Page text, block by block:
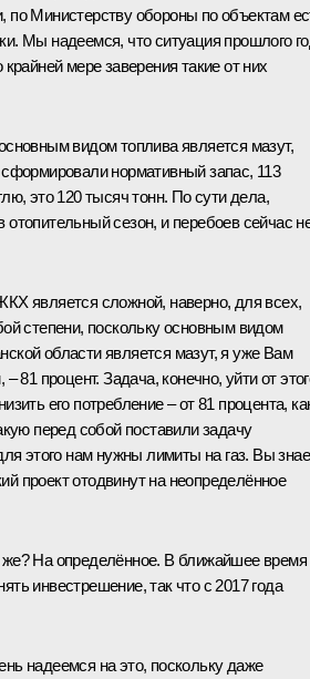
по Министерству обороны по объектам
Мы надеемся, что ситуация прошлого
крайней мере заверения такие от них
видом топлива является мазут,
сформировали нормативный запас, 113
это 120 тысяч тонн. По сути дела,
сезон, и перебоев сейчас
является сложной, наверно, для всех,
степени, поскольку основным видом
области является мазут, я уже Вам
– 81 процент. Задача, конечно, уйти от
его потребление – от 81 процента,
перед собой поставили задачу
этого нам нужны лимиты на газ. Вы
проект отодвинут на неопределённое
На определённое. В ближайшее время
инвестрешение, так что с 2017 года
надеемся на это, поскольку даже